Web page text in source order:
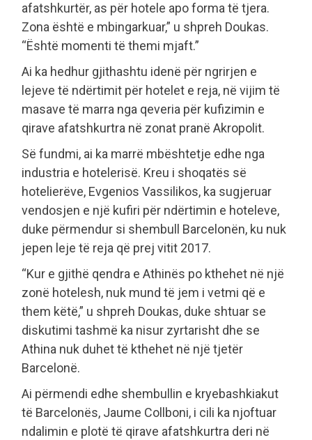
afatshkurtër, as për hotele apo forma të tjera.
Zona është e mbingarkuar,” u shpreh Doukas.
“Është momenti të themi mjaft.”
Ai ka hedhur gjithashtu idenë për ngrirjen e
lejeve të ndërtimit për hotelet e reja, në vijim të
masave të marra nga qeveria për kufizimin e
qirave afatshkurtra në zonat pranë Akropolit.
Së fundmi, ai ka marrë mbështetje edhe nga
industria e hotelerisë. Kreu i shoqatës së
hotelierëve, Evgenios Vassilikos, ka sugjeruar
vendosjen e një kufiri për ndërtimin e hoteleve,
duke përmendur si shembull Barcelonën, ku nuk
jepen leje të reja që prej vitit 2017.
“Kur e gjithë qendra e Athinës po kthehet në një
zonë hotelesh, nuk mund të jem i vetmi që e
them këtë,” u shpreh Doukas, duke shtuar se
diskutimi tashmë ka nisur zyrtarisht dhe se
Athina nuk duhet të kthehet në një tjetër
Barcelonë.
Ai përmendi edhe shembullin e kryebashkiakut
të Barcelonës, Jaume Collboni, i cili ka njoftuar
ndalimin e plotë të qirave afatshkurtra deri në